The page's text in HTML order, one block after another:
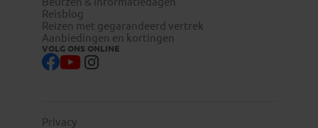
Reisblog
Reizen met gegarandeerd vertrek
Aanbiedingen en kortingen
VOLG ONS ONLINE
Privacy